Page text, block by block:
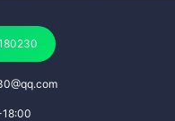
18:00